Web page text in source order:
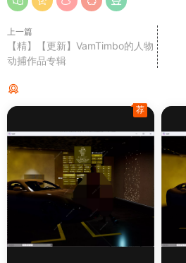
上一篇
【精】【更新】VamTimbo的人物
动捕作品专辑
荐